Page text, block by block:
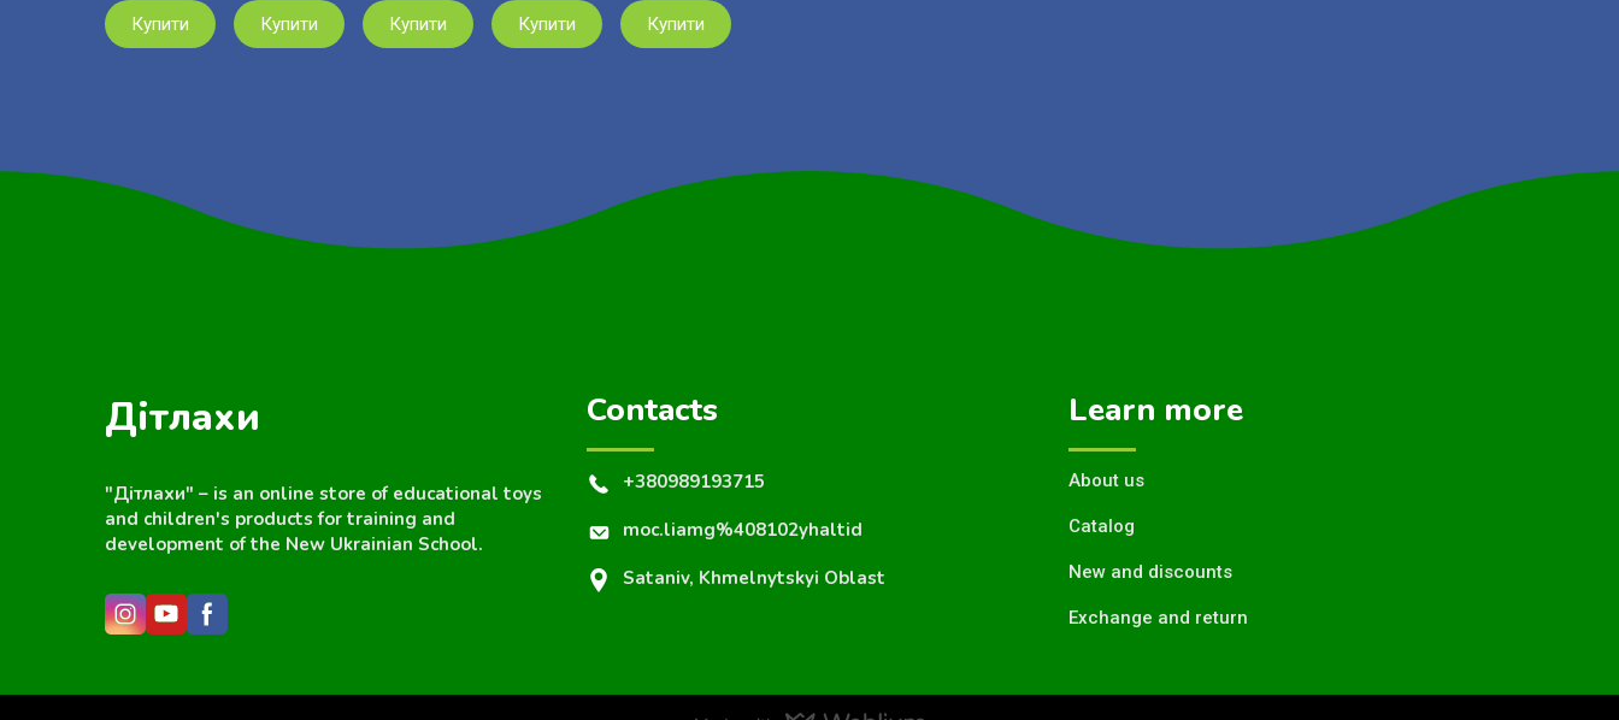
Купити Купити Купити Купити Купити
Дітлахи
"Дітлахи" – is an online store of educational toys
and children's products for training and
development of the New Ukrainian School.
Contacts
+380989193715
moc.liamg%408102yhaltid
Sataniv, Khmelnytskyi Oblast
Learn more
About us
Catalog
New and discounts
Exchange and return